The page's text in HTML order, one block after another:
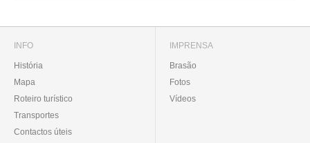
INFO
História
Mapa
Roteiro turístico
Transportes
Contactos úteis
IMPRENSA
Brasão
Fotos
Vídeos